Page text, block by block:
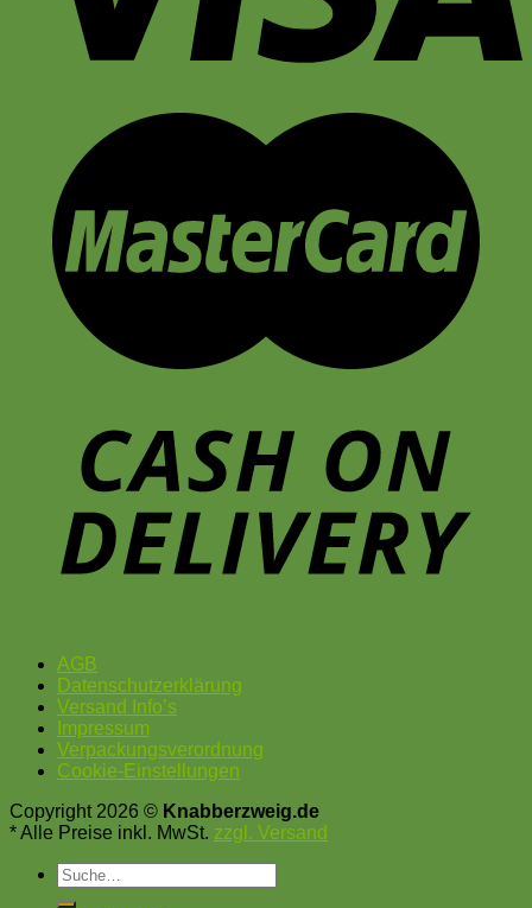
AGB
Datenschutzerklärung
Versand Info’s
Impressum
Verpackungsverordnung
Cookie-Einstellungen
Copyright 2026 © Knabberzweig.de
* Alle Preise inkl. MwSt. zzgl. Versand
Suche
nach: